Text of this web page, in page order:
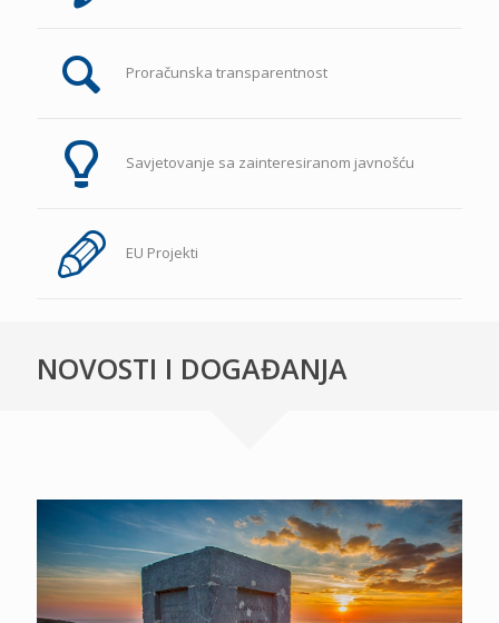
Proračunska transparentnost
Savjetovanje sa zainteresiranom javnošću
EU Projekti
NOVOSTI I DOGAĐANJA